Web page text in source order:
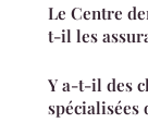
Le Centre
t-il les
Y a-t-il des
spécialisées